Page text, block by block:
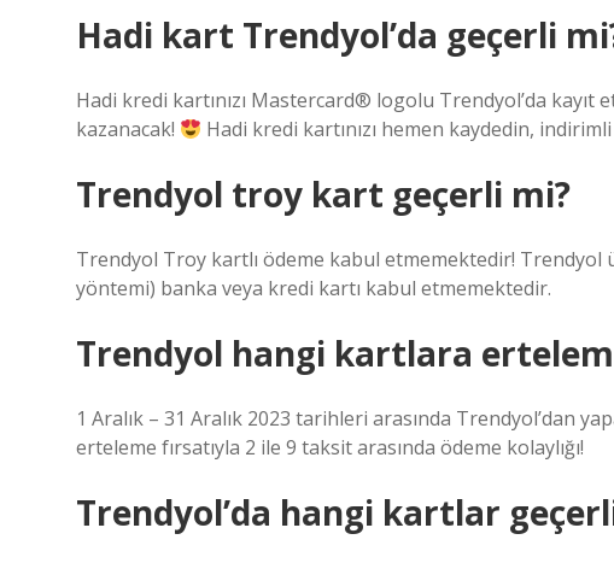
Hadi kart Trendyol’da geçerli
Hadi kredi kartınızı Mastercard® logolu Trendyol’da
kazanacak!
Hadi kredi kartınızı hemen kaydedin,
Trendyol troy kart geçerli mi?
Trendyol Troy kartlı ödeme kabul etmemektedir! Trendyol
yöntemi) banka veya kredi kartı kabul etmemektedir.
Trendyol hangi kartlara
1 Aralık – 31 Aralık 2023 tarihleri ​​arasında Trendyol’dan
erteleme fırsatıyla 2 ile 9 taksit arasında ödeme kolaylığı!
Trendyol’da hangi kartlar